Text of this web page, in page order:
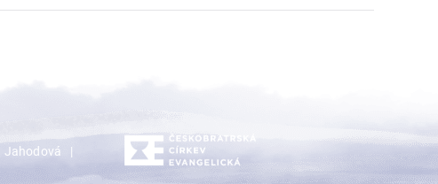
Jahodová